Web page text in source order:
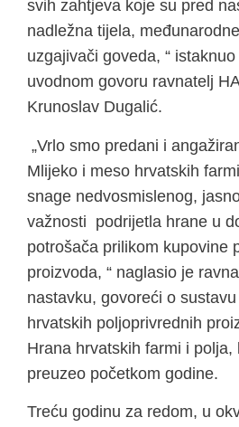
svih zahtjeva koje su pred
nadležna tijela,
uzgajivači goveda, “
uvodnom govoru ravnatelj
Krunoslav Dugalić.
„Vrlo smo predani i
Mlijeko i meso hrvatskih
snage nedvosmislenog,
važnosti podrijetla hrane u
potrošača prilikom kupovine
proizvoda, “ naglasio je
nastavku, govoreći o
hrvatskih poljoprivrednih
Hrana hrvatskih farmi i polja,
preuzeo početkom godine.
Treću godinu za redom, u